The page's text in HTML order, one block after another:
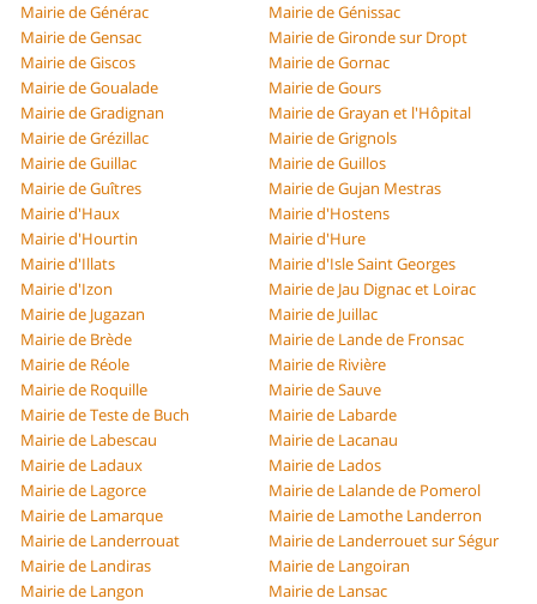
Mairie de Générac
Mairie de Génissac
Mairie de Gensac
Mairie de Gironde sur Dropt
Mairie de Giscos
Mairie de Gornac
Mairie de Goualade
Mairie de Gours
Mairie de Gradignan
Mairie de Grayan et l'Hôpital
Mairie de Grézillac
Mairie de Grignols
Mairie de Guillac
Mairie de Guillos
Mairie de Guîtres
Mairie de Gujan Mestras
Mairie d'Haux
Mairie d'Hostens
Mairie d'Hourtin
Mairie d'Hure
Mairie d'Illats
Mairie d'Isle Saint Georges
Mairie d'Izon
Mairie de Jau Dignac et Loirac
Mairie de Jugazan
Mairie de Juillac
Mairie de Brède
Mairie de Lande de Fronsac
Mairie de Réole
Mairie de Rivière
Mairie de Roquille
Mairie de Sauve
Mairie de Teste de Buch
Mairie de Labarde
Mairie de Labescau
Mairie de Lacanau
Mairie de Ladaux
Mairie de Lados
Mairie de Lagorce
Mairie de Lalande de Pomerol
Mairie de Lamarque
Mairie de Lamothe Landerron
Mairie de Landerrouat
Mairie de Landerrouet sur Ségur
Mairie de Landiras
Mairie de Langoiran
Mairie de Langon
Mairie de Lansac